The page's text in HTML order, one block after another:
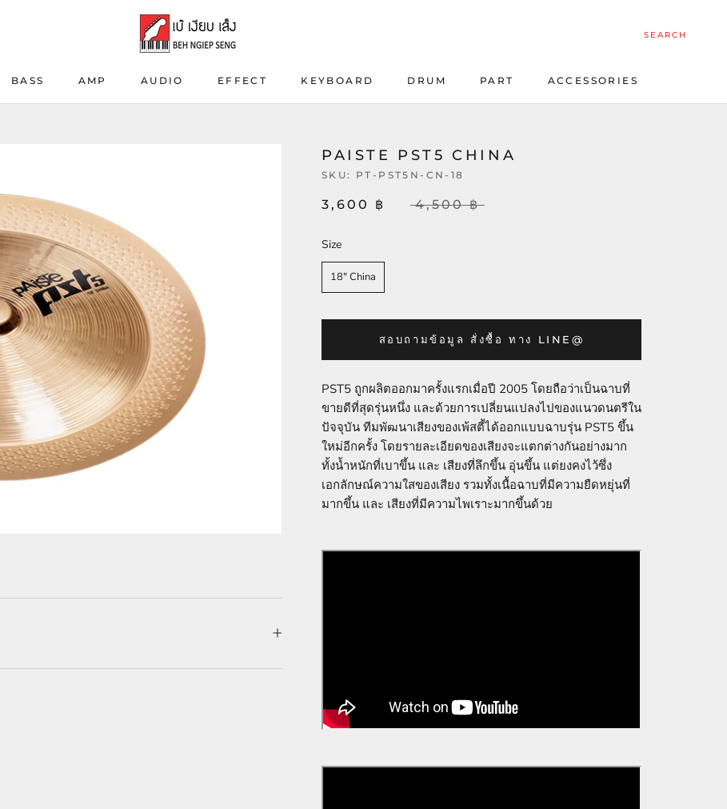
BASS
AMP
AUDIO
EFFECT
KEYBOARD
DRUM
PART
ACCESSORIES
SEARCH
PAISTE PST5 CHINA
SKU: PT-PST5N-CN-18
3,600 ฿ 4,500 ฿
SizeSize
18" China
สอบถามข้อมูล สั่งซื้อ ทาง LINE@
PST5 ถูกผลิตออกมาครั้งแรกเมื่อปี 2005 โดยถือว่าเป็นฉาบที่
ขายดีที่สุดรุ่นหนึ่ง และด้วยการเปลี่ยนแปลงไปของแนวดนตรีใน
ปัจจุบัน ทีมพัฒนาเสียงของเพ้สตี้ได้ออกแบบฉาบรุ่น PST5 ขึ้น
ใหม่อีกครั้ง โดยรายละเอียดของเสียงจะแตกต่างกันอย่างมาก
ทั้งน้ำหนักที่เบาขึ้น และ เสียงที่ลึกขึ้น อุ่นขึ้น แต่ยงคงไว้ซึ่ง
เอกลักษณ์ความใสของเสียง รวมทั้งเนื้อฉาบที่มีความยืดหยุ่นที่
มากขึ้น และ เสียงที่มีความไพเราะมากขึ้นด้วย